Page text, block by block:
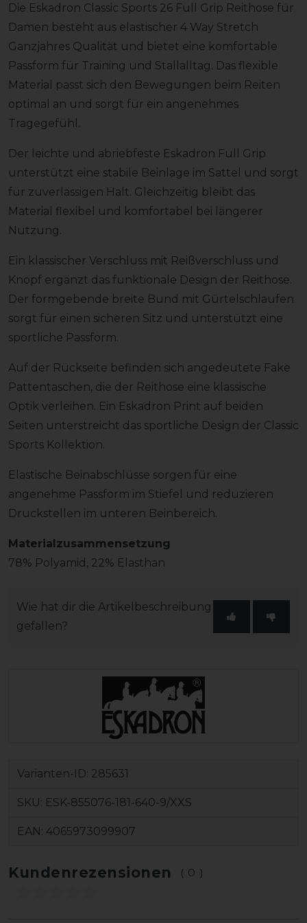
Die Eskadron Classic Sports 26 Full Grip Reithose für
Damen besteht aus elastischer 4 Way Stretch
Ganzjahres Qualität und bietet eine komfortable
Passform für Training und Stallalltag. Das flexible
Material passt sich den Bewegungen beim Reiten
optimal an und sorgt für ein angenehmes
Tragegefühl.
Der leichte und abriebfeste Eskadron Full Grip
unterstützt eine stabile Beinlage im Sattel und sorgt
für zuverlässigen Halt. Gleichzeitig bleibt das
Material flexibel und komfortabel bei längerer
Nutzung.
Ein klassischer Verschluss mit Reißverschluss und
Knopf ergänzt das funktionale Design der Reithose.
Der formgebende breite Bund mit Gürtelschlaufen
sorgt für einen sicheren Sitz und unterstützt eine
sportliche Passform.
Auf der Rückseite befinden sich angedeutete Fake
Pattentaschen, die der Reithose eine klassische
Optik verleihen. Ein Eskadron Print auf beiden
Seiten unterstreicht das sportliche Design der Classic
Sports Kollektion.
Elastische Beinabschlüsse sorgen für eine
angenehme Passform im Stiefel und reduzieren
Druckstellen im unteren Beinbereich.
Materialzusammensetzung
78% Polyamid, 22% Elasthan
Wie hat dir die Artikelbeschreibung
gefallen?
Varianten-ID: 285631
SKU: ESK-855076-181-640-9/XXS
EAN: 4065973099907
Kundenrezensionen (0)